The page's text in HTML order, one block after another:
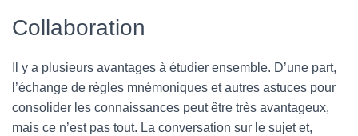
Collaboration
Il y a plusieurs avantages à étudier ensemble. D’une part,
l’échange de règles mnémoniques et autres astuces pour
consolider les connaissances peut être très avantageux,
mais ce n’est pas tout. La conversation sur le sujet et,